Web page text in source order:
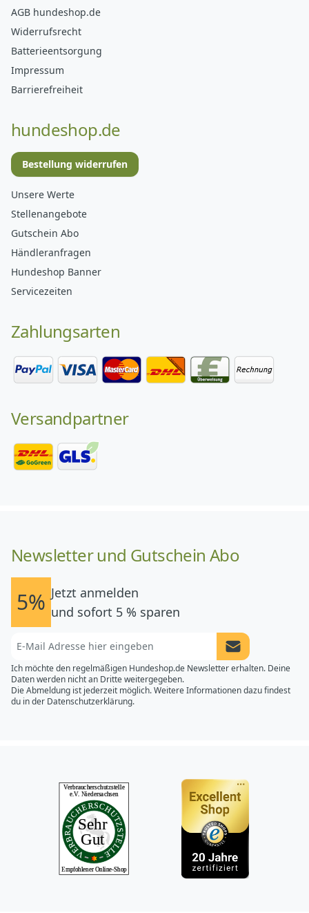
AGB hundeshop.de
Widerrufsrecht
Batterieentsorgung
Impressum
Barrierefreiheit
hundeshop.de
Bestellung widerrufen
Unsere Werte
Stellenangebote
Gutschein Abo
Händleranfragen
Hundeshop Banner
Servicezeiten
Zahlungsarten
Versandpartner
Newsletter und Gutschein Abo
5% Jetzt anmelden
und sofort 5 % sparen
Newsletter
Ich möchte den regelmäßigen Hundeshop.de Newsletter erhalten. Deine
Daten werden nicht an Dritte weitergegeben.
Die Abmeldung ist jederzeit möglich. Weitere Informationen dazu findest
du in der Datenschutzerklärung.